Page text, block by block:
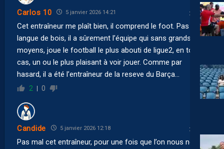
Carlos 10 5 janvier 2026 14:21
Cet entraîneur me plaît bien, il comprend le foot. Pas de
langue de bois, il a sûrement l’équipe qui sans grands
moyens, joue le football le plus abouti de ligue2, en tout
cas, un ou le plus plaisant à voir jouer. Comme par
hasard, il a été l’entraîneur de la reseve du Barça…
2 0
Candide 5 janvier 2026 12:18
Pas mal cet entraîneur, pour une fois que l’on nous ne